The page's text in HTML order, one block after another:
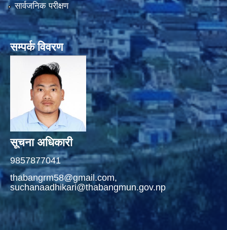
सार्वजनिक परीक्षण
सम्पर्क विवरण
सूचना अधिकारी
9857877041
thabangrm58@gmail.com,
suchanaadhikari@thabangmun.gov.np